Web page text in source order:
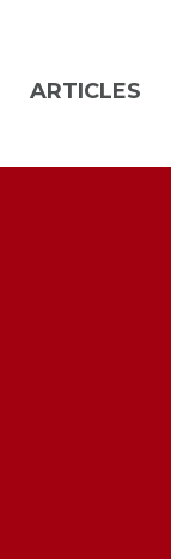
ARTICLES